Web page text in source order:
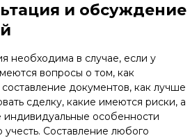
и обсуждение
необходима в случае, если у
вопросы о том, как
документов, как лучше
сделку, какие имеются риски, а
индивидуальные особенности
Составление любого